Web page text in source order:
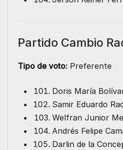
Partido Cambio
Tipo de voto: Preferente
Doris María
Samir Eduardo
Welfran Junior
Andrés Felipe
Darlin de la